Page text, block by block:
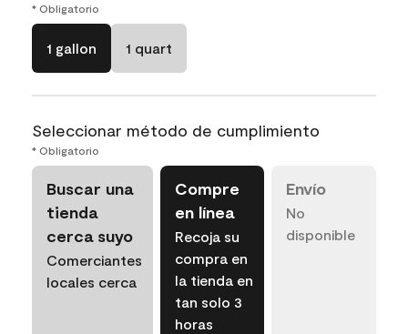
* Obligatorio
1 gallon 1 quart
Seleccionar método de cumplimiento
* Obligatorio
Buscar una
tienda
cerca suyo
Comerciantes
locales cerca
Compre
en línea
Recoja su
compra en
la tienda en
tan solo 3
horas
Envío
No
disponible